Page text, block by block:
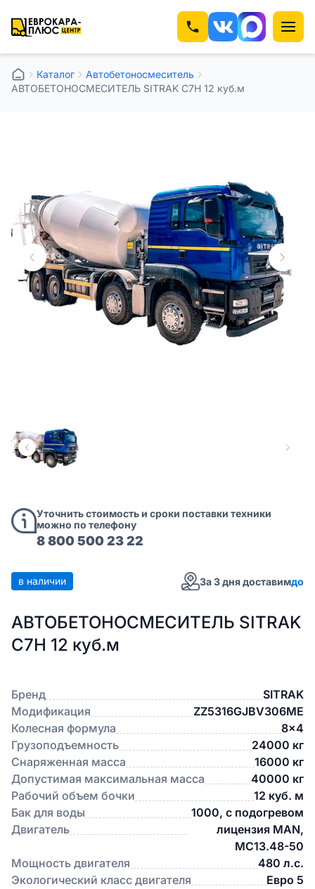
Каталог
Автобетоносмеситель
АВТОБЕТОНОСМЕСИТЕЛЬ SITRAK C7H 12 куб.м
Уточнить стоимость и сроки поставки техники
можно по телефону
8 800 500 23 22
в наличии За 3 дня доставимдо
АВТОБЕТОНОСМЕСИТЕЛЬ SITRAK
C7H 12 куб.м
Бренд
SITRAK
Модификация
ZZ5316GJBV306ME
Колесная формула
8x4
Грузоподъемность
24000 кг
Снаряженная масса
16000 кг
Допустимая максимальная масса
40000 кг
Рабочий объем бочки
12 куб. м
Бак для воды
1000, с подогревом
Двигатель
лицензия MAN,
МС13.48-50
Мощность двигателя
480 л.с.
Экологический класс двигателя
Евро 5